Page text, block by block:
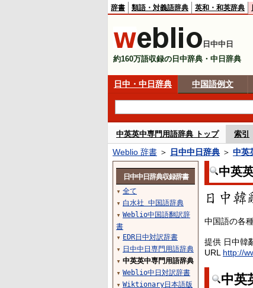
辞書 類語・対義語辞典 英和・和英辞典
日中中日
約160万語収録の日中辞典・中日辞典
日中・中日辞典 中国語例文
中英英中専門用語辞典 トップ 索引
Weblio 辞書 ＞ 日中中日辞典 ＞ 中英
中英
中国語の各
提供 日中韓
URL http://
中英
日中中日辞典収録辞書
▼ 全て
▼ 白水社 中国語辞典
▼ Weblio中国語翻訳辞
書
▼ EDR日中対訳辞書
▼ 日中中日専門用語辞典
▼ 中英英中専門用語辞典
▼ Weblio中日対訳辞書
▼ Wiktionary日本語版